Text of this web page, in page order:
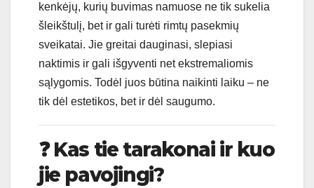
kenkėjų, kurių buvimas namuose ne tik sukelia
šleikštulį, bet ir gali turėti rimtų pasekmių
sveikatai. Jie greitai dauginasi, slepiasi
naktimis ir gali išgyventi net ekstremaliomis
sąlygomis. Todėl juos būtina naikinti laiku – ne
tik dėl estetikos, bet ir dėl saugumo.
❓Kas tie tarakonai ir kuo
jie pavojingi?